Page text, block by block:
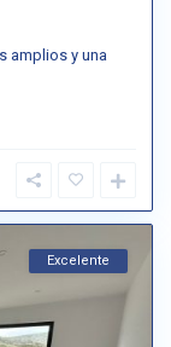
amplios y una
Excelente